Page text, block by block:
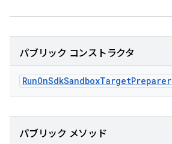
パブリック コンストラクタ
RunOnSdkSandboxTargetPreparer
パブリック メソッド